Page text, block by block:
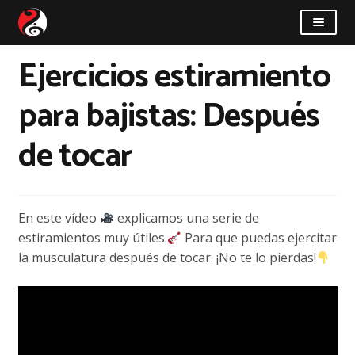
Saltar
a
la
navegación
Saltar
al
contenido
Taller
Novedades
Quiénes somos
Contacto
Ejercicios estiramiento
para bajistas: Después
de tocar
En este vídeo
explicamos una serie de
estiramientos muy útiles.
Para que puedas ejercitar
la musculatura después de tocar. ¡No te lo pierdas!